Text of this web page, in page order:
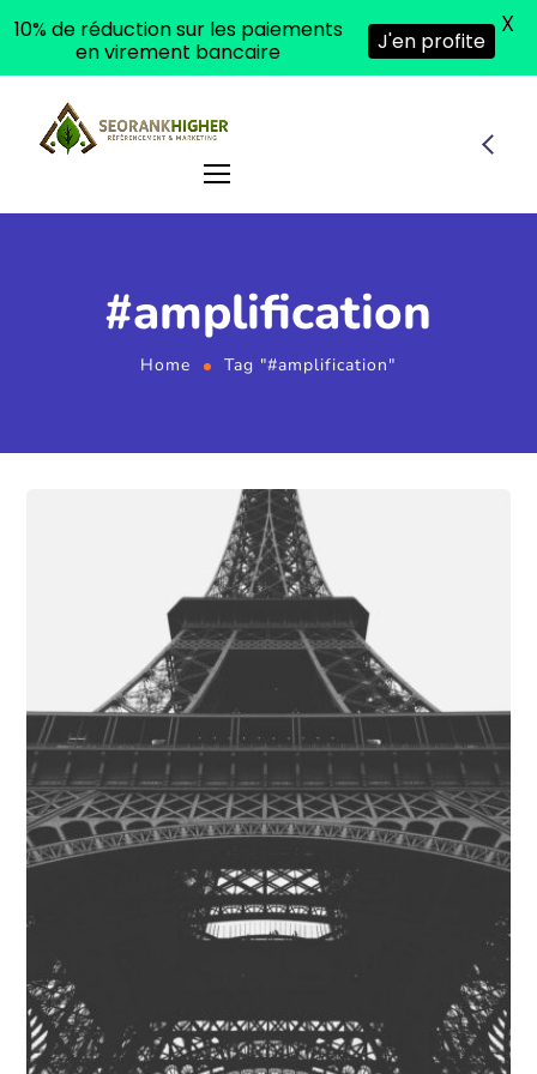
#amplification
Home Tag "#amplification"
10% de réduction sur les paiements
en virement bancaire
J'en profite
X